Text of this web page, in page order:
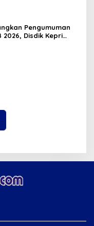
Pengumuman
2026, Disdik Kepri